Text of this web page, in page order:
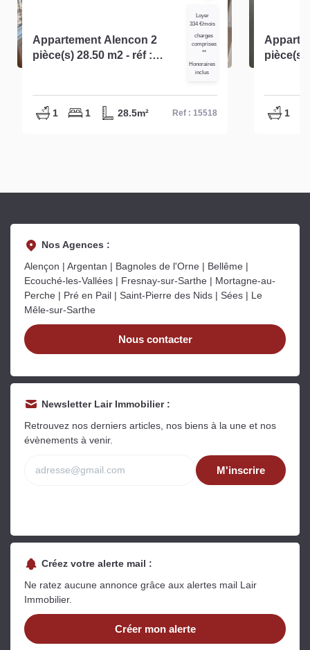
Appartement Alencon 2
pièce(s) 28.50 m2 - réf :
Loyer
334 €/mois
charges
comprises
**
Honoraires
inclus
1 1 28.5m² Ref : 15518
pièce(s)
1
Nos Agences :
Alençon | Argentan | Bagnoles de l'Orne | Bellême |
Ecouché-les-Vallées | Fresnay-sur-Sarthe | Mortagne-au-
Perche | Pré en Pail | Saint-Pierre des Nids | Sées | Le
Mêle-sur-Sarthe
Nous contacter
Newsletter Lair Immobilier :
Retrouvez nos derniers articles, nos biens à la une et nos
évènements à venir.
M'inscrire
Créez votre alerte mail :
Ne ratez aucune annonce grâce aux alertes mail Lair
Immobilier.
Créer mon alerte